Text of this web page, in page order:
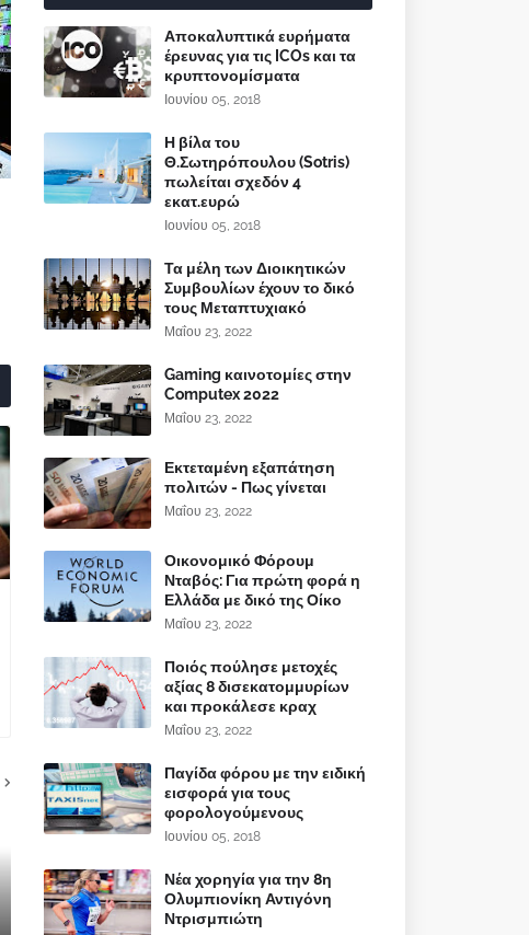
Αποκαλυπτικά ευρήματα
έρευνας για τις ICOs και τα
κρυπτονομίσματα
Ιουνίου 05, 2018
Η βίλα του
Θ.Σωτηρόπουλου (Sotris)
πωλείται σχεδόν 4
εκατ.ευρώ
Ιουνίου 05, 2018
Τα μέλη των Διοικητικών
Συμβουλίων έχουν το δικό
τους Μεταπτυχιακό
Μαΐου 23, 2022
Gaming καινοτομίες στην
Computex 2022
Μαΐου 23, 2022
Εκτεταμένη εξαπάτηση
πολιτών - Πως γίνεται
Μαΐου 23, 2022
Οικονομικό Φόρουμ
Νταβός: Για πρώτη φορά η
Ελλάδα με δικό της Οίκο
Μαΐου 23, 2022
Ποιός πούλησε μετοχές
αξίας 8 δισεκατομμυρίων
και προκάλεσε κραχ
Μαΐου 23, 2022
Παγίδα φόρου με την ειδική
εισφορά για τους
φορολογούμενους
Ιουνίου 05, 2018
Νέα χορηγία για την 8η
Ολυμπιονίκη Αντιγόνη
Ντρισμπιώτη